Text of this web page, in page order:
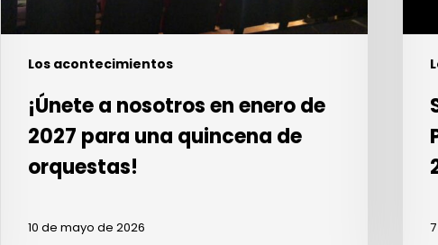
Los acontecimientos
quincena
de
orquestas!
¡Únete a nosotros en enero de
2027 para una quincena de
orquestas!
10 de mayo de 2026
de
mayo
2026